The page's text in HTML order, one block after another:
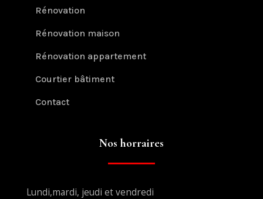
Rénovation
Rénovation maison
Rénovation appartement
Courtier bâtiment
Contact
Nos horraires
Lundi,mardi, jeudi et vendredi